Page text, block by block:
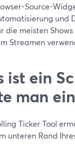
Source-
und
die meisten
Streamen
ist ein
man
Ticker Tool
unteren Rand